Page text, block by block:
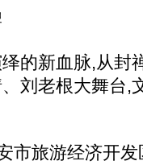
新血脉,从封
刘老根大舞台,
旅游经济开发